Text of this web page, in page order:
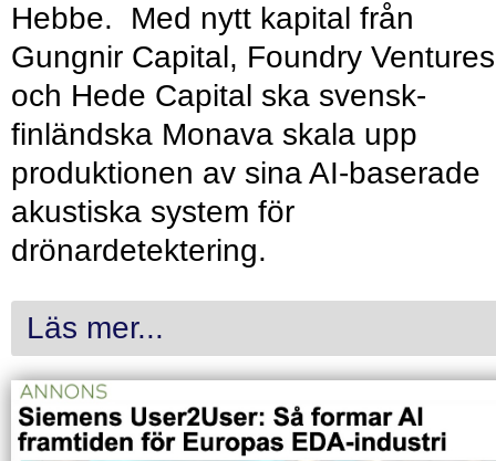
Hebbe. Med nytt kapital från
Gungnir Capital, Foundry Ventures
och Hede Capital ska svensk-
finländska Monava skala upp
produktionen av sina AI-baserade
akustiska system för
drönardetektering.
Läs mer...